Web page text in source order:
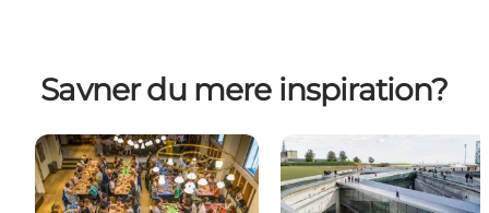
Savner du mere inspiration?